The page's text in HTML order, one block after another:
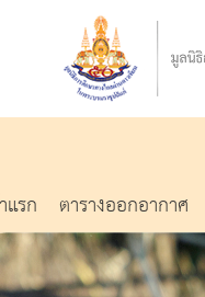
รก ตารางออกอากาศ